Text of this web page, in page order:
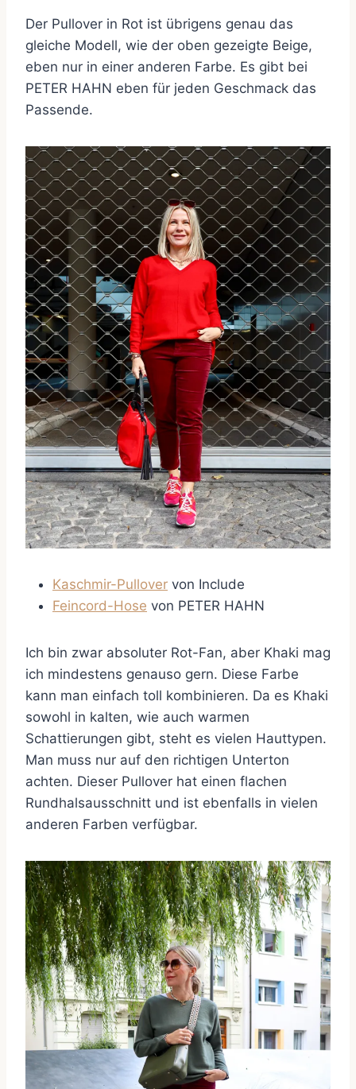
Der Pullover in Rot ist übrigens genau das
gleiche Modell, wie der oben gezeigte Beige,
eben nur in einer anderen Farbe. Es gibt bei
PETER HAHN eben für jeden Geschmack das
Passende.
Kaschmir-Pullover von Include
Feincord-Hose von PETER HAHN
Ich bin zwar absoluter Rot-Fan, aber Khaki mag
ich mindestens genauso gern. Diese Farbe
kann man einfach toll kombinieren. Da es Khaki
sowohl in kalten, wie auch warmen
Schattierungen gibt, steht es vielen Hauttypen.
Man muss nur auf den richtigen Unterton
achten. Dieser Pullover hat einen flachen
Rundhalsausschnitt und ist ebenfalls in vielen
anderen Farben verfügbar.